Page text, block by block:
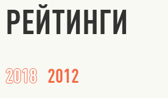
РЕЙТИНГИ
2018 2012